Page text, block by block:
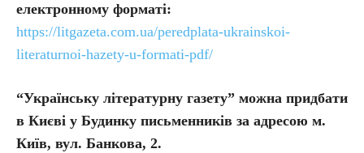
електронному форматі:
https://litgazeta.com.ua/peredplata-ukrainskoi-
literaturnoi-hazety-u-formati-pdf/
“Українську літературну газету” можна придбати
в Києві у Будинку письменників за адресою м.
Київ, вул. Банкова, 2.